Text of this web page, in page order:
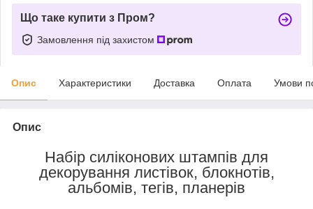
Що таке купити з Пром?
Замовлення під захистом
Опис Характеристики Доставка Оплата Умови
Опис
Набір силіконових штампів для
декорування листівок, блокнотів,
альбомів, тегів, планерів